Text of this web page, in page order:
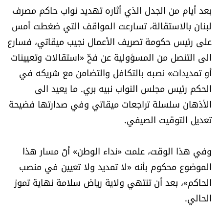
خاص الموقع
كتّابنا
تحت المجهر
آراء
اقتصاد
العالم
الصحافة الإسرائيلية
بعد أيام من الجدل الذي أثاره تهديد نواب حاكم مصرف
لبنان بالاستقالة، تسارعت المواقف التي ضغطت أمس
على رئيس حكومة تصريف الأعمال نجيب ميقاتي، فسارع
الى التنصل من المسؤولية عن فخّ «استقالات وتعيينات
أو تمديدات» نصبه بالتكافل والتضامن مع شريكه في
الحكم رئيس مجلس النواب نبيه بري. ما يعيد الى
الأذهان سلسلة تراجعات ميقاتي وفي صدارتها فضيحة
تعديل التوقيت الصيفي.
وفي هذا الوقت، علمت «نداء الوطن» أنّ مسار هذا
الموضوع محكوم بأنه «لا تمديد ولا تعيين في منصب
الحاكم»، بعد أن تنتهي ولاية رياض سلامة نهاية تموز
الحالي.